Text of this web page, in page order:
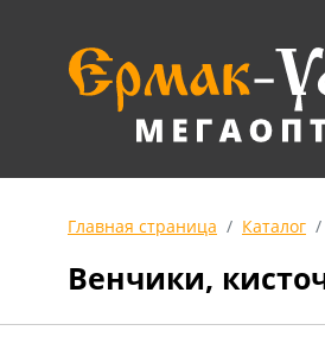
Главная страница Каталог
Венчики,